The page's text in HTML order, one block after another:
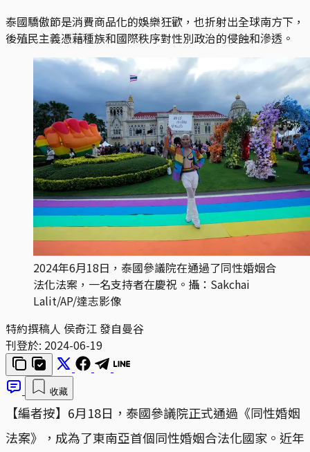
泰國驕傲節是消費商品化的娛樂狂歡，也折射出全球南方下，
後殖民主義憑藉種族和國際秩序對性別政治的侵蝕和滲透。
2024年6月18日，泰國參議院在通過了同性婚姻合
法化法案，一名支持者在慶祝。攝：Sakchai
Lalit/AP/達志影像
特約撰稿人 侯奇江 發自曼谷
刊登於: 2024-06-19
收藏
【編者按】6月18日，泰國參議院正式通過《同性婚姻
法案》，成為了東南亞首個同性婚姻合法化國家。近年